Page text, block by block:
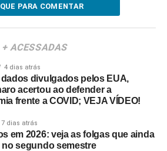
PARA COMENTAR
+ ACESSADAS
4 dias atrás
dados divulgados pelos EUA,
acertou ao defender a
frente a COVID; VEJA VÍDEO!
7 dias atrás
em 2026: veja as folgas que ainda
no segundo semestre